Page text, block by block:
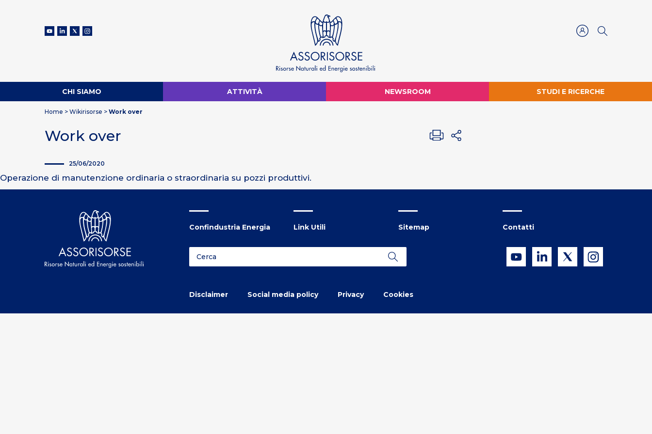
CHI SIAMO ATTIVITÀ NEWSROOM STUDI E RICERCHE
Home > Wikirisorse > Work over
Work over
25/06/2020
Operazione di manutenzione ordinaria o straordinaria su pozzi produttivi.
Confindustria Energia Link Utili Sitemap Contatti
Disclaimer Social media policy Privacy Cookies